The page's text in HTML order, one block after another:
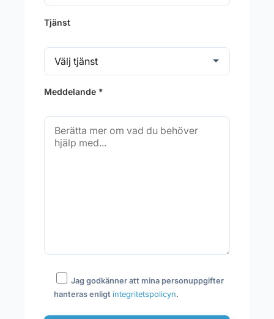
Tjänst
Meddelande *
Jag godkänner att mina personuppgifter
hanteras enligt integritetspolicyn.